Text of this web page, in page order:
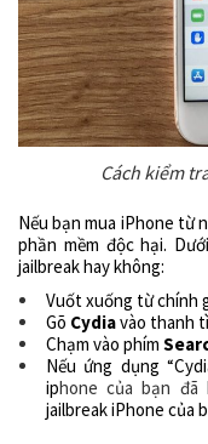
Cách kiểm tra
Nếu bạn mua iPhone từ
phần mềm độc hại.
jailbreak hay không:
Vuốt xuống từ chính
Gõ Cydiavào thanh
Chạm vào phím
Nếu ứng dụng
iphone của bạn đã
jailbreak iPhone của